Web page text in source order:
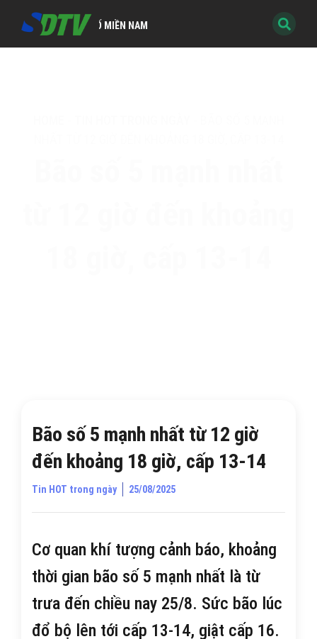
THUẬT SỐ MIỀN NAM
Bão số 5 mạnh nhất từ 12 giờ
đến khoảng 18 giờ, cấp 13-14
Tin HOT trong ngày 25/08/2025
Cơ quan khí tượng cảnh báo, khoảng
thời gian bão số 5 mạnh nhất là từ
trưa đến chiều nay 25/8. Sức bão lúc
đổ bộ lên tới cấp 13-14, giật cấp 16.